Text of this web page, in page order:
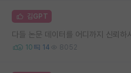
김GPT
다들 논문 데이터를 어디까지 신뢰하
10 14 8052